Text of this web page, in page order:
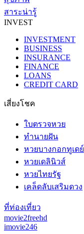
สาระน่ารู้
INVEST
INVESTMENT
BUSINESS
INSURANCE
FINANCE
LOANS
CREDIT CARD
เสี่ยงโชค
ใบตรวจหวย
ทำนายฝัน
หวยบางกอกทูเดย์
หวยเดลินิวส์
หวยไทยรัฐ
เคล็ดลับเสริมดวง
ที่ท่องเที่ยว
movie2freehd
imovie246